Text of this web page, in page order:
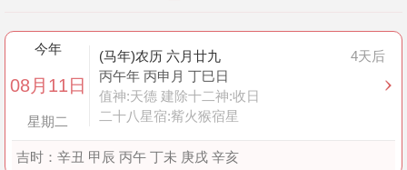
今年
08月11日
星期二
(马年)农历 六月廿九
4天后
丙午年 丙申月 丁巳日
值神:天德 建除十二神:收日
二十八星宿:觜火猴宿星
吉时： 辛丑 甲辰 丙午 丁未 庚戌 辛亥